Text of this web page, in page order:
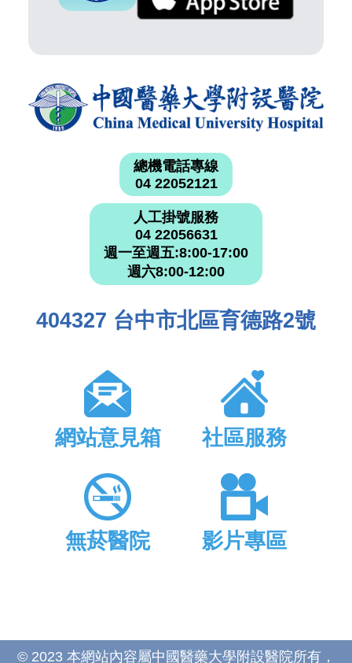
總機電話專線
04 22052121
人工掛號服務
04 22056631
週一至週五:8:00-17:00
週六8:00-12:00
404327 台中市北區育德路2號
網站意見箱 社區服務
無菸醫院 影片專區
© 2023 本網站內容屬中國醫藥大學附設醫院所有，